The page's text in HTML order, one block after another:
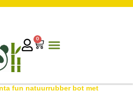
0
fun natuurrubber bot met